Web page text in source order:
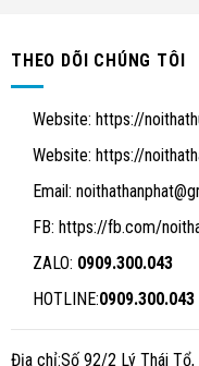
THEO DÕI CHÚNG TÔI
Website: https://
Website: https://
Email:
FB: https://fb.com/
ZALO: 0909.300.043
HOTLINE:0909.300.043
Địa chỉ:Số 92/2 Lý Thái Tổ,